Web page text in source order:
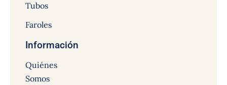
Tubos
Faroles
Información
Quiénes
Somos